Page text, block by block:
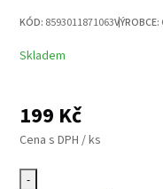
KÓD: 8593011871063VÝROBCE:
Skladem
199 Kč
Cena s DPH / ks
-